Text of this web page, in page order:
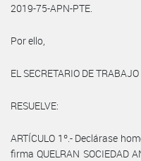
2019-75-APN-PTE.
Por ello,
EL SECRETARIO DE TRABAJO
RESUELVE:
ARTÍCULO 1º.- Declárase
firma QUELRAN SOCIEDAD